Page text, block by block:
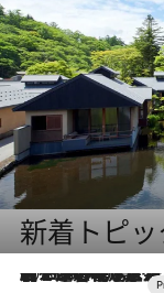
新着トピ
2026.8.7
【トンボの足水浴】ヒノキの香りに包まれて涼感マックス！約13℃の湧水かけ流しを避暑地「星野温泉 トンボの湯」で体験